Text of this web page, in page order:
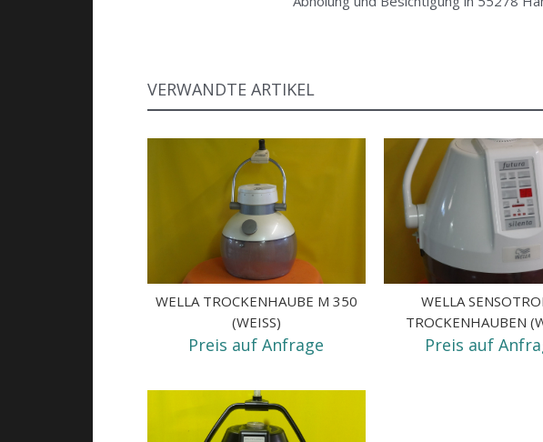
VERWANDTE ARTIKEL
WELLA TROCKENHAUBE M 350
(WEISS)
Preis auf Anfrage
WELLA
TROCKENHAUBEN
Preis auf